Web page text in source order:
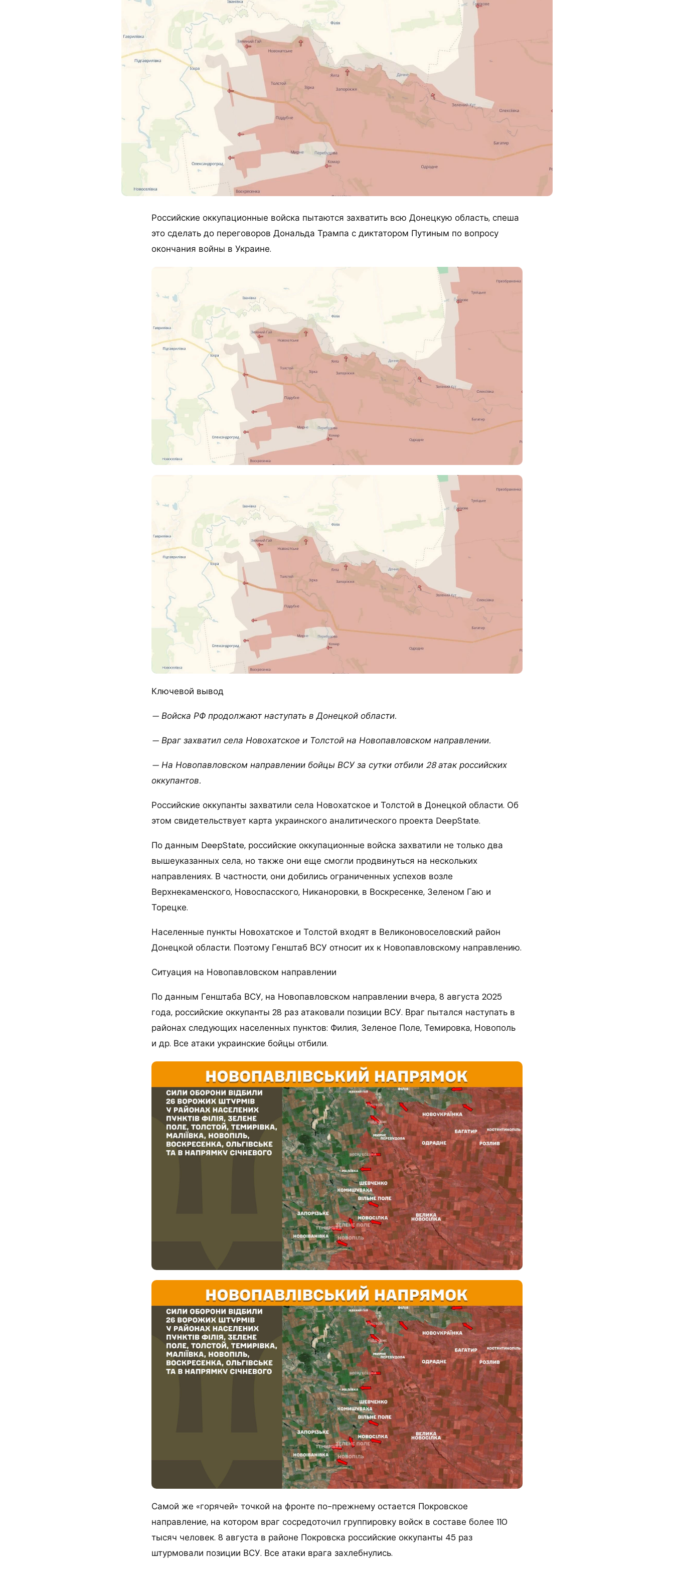
Российские оккупационные войска пытаются захватить всю Донецкую область, спеша
это сделать до переговоров Дональда Трампа с диктатором Путиным по вопросу
окончания войны в Украине.
Ключевой вывод
— Войска РФ продолжают наступать в Донецкой области.
— Враг захватил села Новохатское и Толстой на Новопавловском направлении.
— На Новопавловском направлении бойцы ВСУ за сутки отбили 28 атак российских
оккупантов.
Российские оккупанты захватили села Новохатское и Толстой в Донецкой области. Об
этом свидетельствует карта украинского аналитического проекта DeepState.
По данным DeepState, российские оккупационные войска захватили не только два
вышеуказанных села, но также они еще смогли продвинуться на нескольких
направлениях. В частности, они добились ограниченных успехов возле
Верхнекаменского, Новоспасского, Никаноровки, в Воскресенке, Зеленом Гаю и
Торецке.
Населенные пункты Новохатское и Толстой входят в Великоновоселовский район
Донецкой области. Поэтому Генштаб ВСУ относит их к Новопавловскому направлению.
Ситуация на Новопавловском направлении
По данным Генштаба ВСУ, на Новопавловском направлении вчера, 8 августа 2025
года, российские оккупанты 28 раз атаковали позиции ВСУ. Враг пытался наступать в
районах следующих населенных пунктов: Филия, Зеленое Поле, Темировка, Новополь
и др. Все атаки украинские бойцы отбили.
Самой же «горячей» точкой на фронте по-прежнему остается Покровское
направление, на котором враг сосредоточил группировку войск в составе более 110
тысяч человек. 8 августа в районе Покровска российские оккупанты 45 раз
штурмовали позиции ВСУ. Все атаки врага захлебнулись.